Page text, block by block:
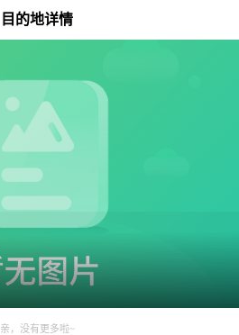
目的地详情
亲，没有更多啦~